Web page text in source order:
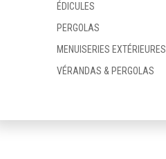
ÉDICULES
PERGOLAS
MENUISERIES EXTÉRIEURES
VÉRANDAS & PERGOLAS